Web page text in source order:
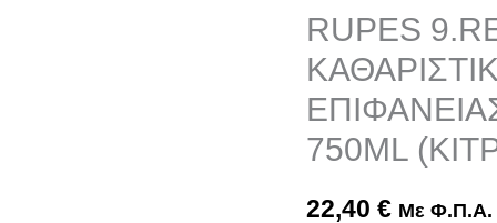
RUPES
750ML
22,40€ Με Φ.Π.Α.
LITE
ΚΑΘΑΡΙΣΤΙΚΟ
ΠΡΟΕΤΟΙΜΑΣΙΑΣ
&